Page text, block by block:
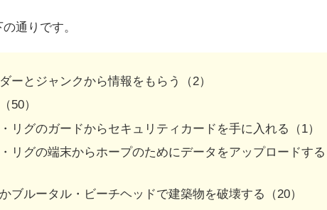
通りです。
ーとジャンクから情報をもらう（2）
50）
リグのガードからセキュリティカードを手に入れる（1）
リグの端末からホープのためにデータをアップロードする
ブルータル・ビーチヘッドで建築物を破壊する（20）